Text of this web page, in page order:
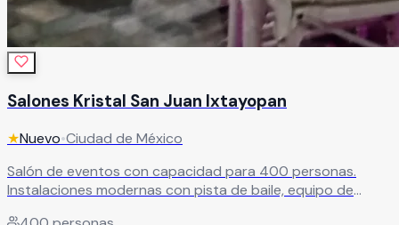
Salones Kristal San Juan Ixtayopan
★Nuevo•Ciudad de México
Salón de eventos con capacidad para 400 personas.
Instalaciones modernas con pista de baile, equipo de